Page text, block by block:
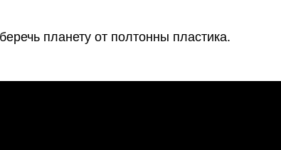
планету от полтонны пластика.